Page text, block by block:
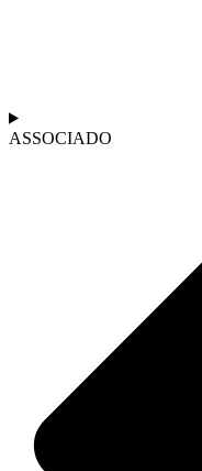
ASSOCIADO